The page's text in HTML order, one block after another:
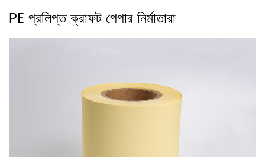
PE প্রলিপ্ত ক্রাফট পেপার নির্মাতারা